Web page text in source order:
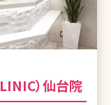
）仙台院